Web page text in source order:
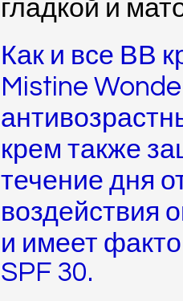
гладкой и
Как и все ВВ
Mistine
крем также
течение дня
воздействия
и имеет
SPF 30.